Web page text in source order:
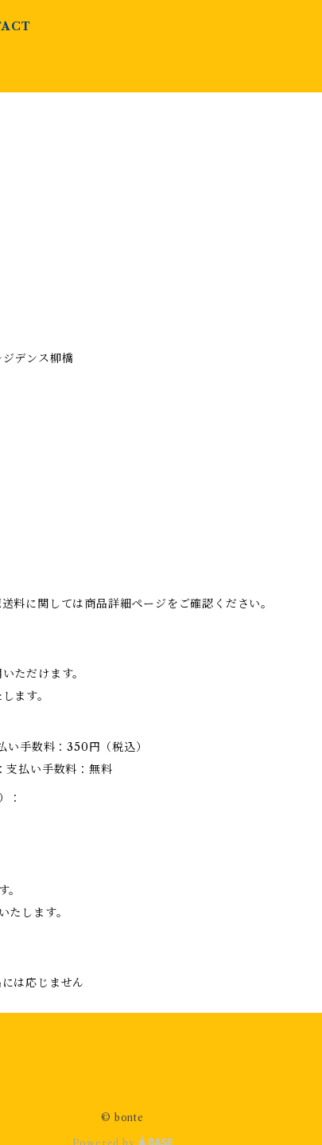
デンス柳橋
料に関しては商品詳細ページをご確認ください。
ただけます。
ます。
い手数料：350円（税込）
支払い手数料：無料
：
します。
は応じません
© bonte